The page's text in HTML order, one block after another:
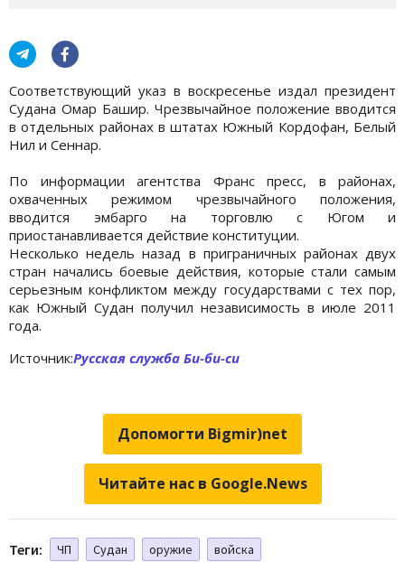
Соответствующий указ в воскресенье издал президент
Судана Омар Башир. Чрезвычайное положение вводится
в отдельных районах в штатах Южный Кордофан, Белый
Нил и Сеннар.
По информации агентства Франс пресс, в районах,
охваченных режимом чрезвычайного положения,
вводится эмбарго на торговлю с Югом и
приостанавливается действие конституции.
Несколько недель назад в приграничных районах двух
стран начались боевые действия, которые стали самым
серьезным конфликтом между государствами с тех пор,
как Южный Судан получил независимость в июле 2011
года.
Источник:Русская служба Би-би-си
Допомогти Bigmir)net
Читайте нас в Google.News
Теги: ЧП Судан оружие войска